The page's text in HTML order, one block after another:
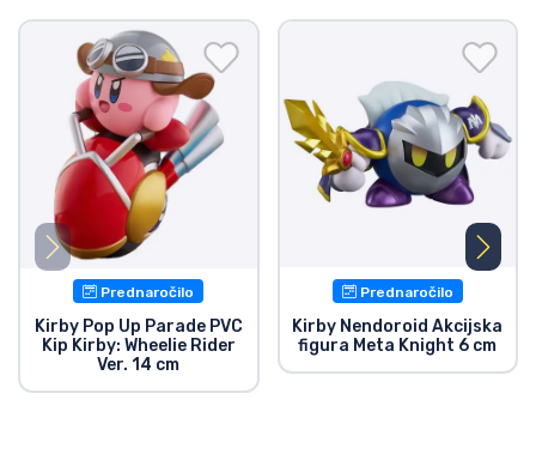
velikosti!
Prednaročilo
Kirby Pop Up Parade PVC
Kip Kirby: Wheelie Rider
Ver. 14 cm
Prednaročilo
Kirby Nendoroid Akcijska
figura Meta Knight 6 cm